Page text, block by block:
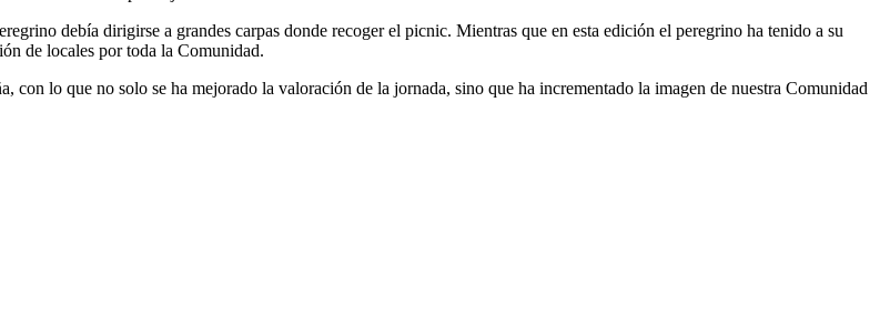
debía dirigirse a grandes carpas donde recoger el picnic. Mientras que en esta edición el peregrino ha tenido a su
de locales por toda la Comunidad.
lo que no solo se ha mejorado la valoración de la jornada, sino que ha incrementado la imagen de nuestra Comunidad